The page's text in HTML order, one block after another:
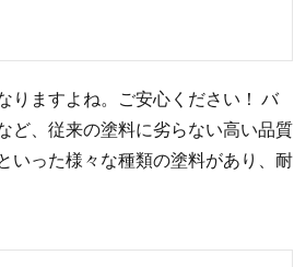
りますよね。ご安心ください！ バ
ど、従来の塗料に劣らない高い品質
いった様々な種類の塗料があり、耐